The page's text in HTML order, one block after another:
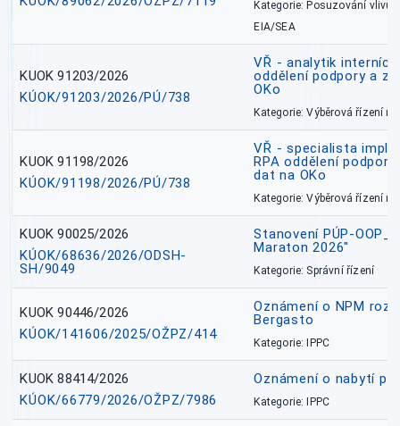
Kategorie: Posuzování vlivů
EIA/SEA
KUOK 91203/2026
KÚOK/91203/2026/PÚ/738
VŘ - analytik
oddělení podpory a
OKo
Kategorie: Výběrová řízení
KUOK 91198/2026
KÚOK/91198/2026/PÚ/738
VŘ - specialista
RPA oddělení
dat na OKo
Kategorie: Výběrová řízení
KUOK 90025/2026
KÚOK/68636/2026/ODSH-
SH/9049
Stanovení PÚP-
Maraton 2026"
Kategorie: Správní řízení
KUOK 90446/2026
KÚOK/141606/2025/OŽPZ/414
Oznámení o NPM
Bergasto
Kategorie: IPPC
KUOK 88414/2026
KÚOK/66779/2026/OŽPZ/7986
Oznámení o nabytí
Kategorie: IPPC